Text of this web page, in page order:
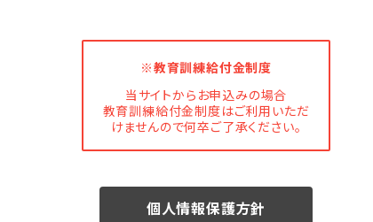
※教育訓練給付金制度
当サイトからお申込みの場合
教育訓練給付金制度はご利用いただ
けませんので何卒ご了承ください。
個人情報保護方針